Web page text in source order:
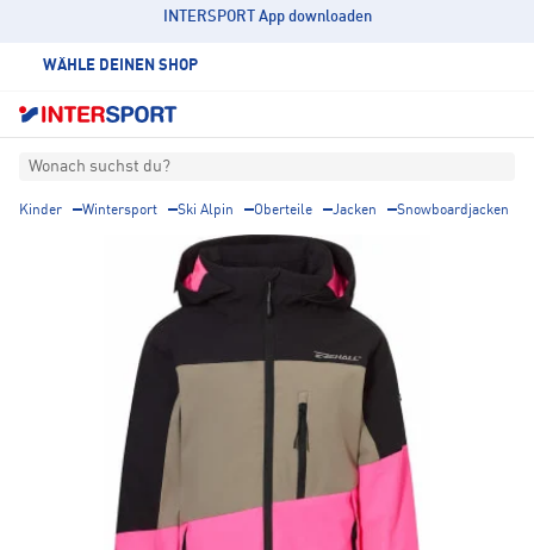
INTERSPORT App downloaden
WÄHLE DEINEN SHOP
Wonach suchst du?
Kinder Wintersport Ski Alpin Oberteile Jacken Snowboardjacken